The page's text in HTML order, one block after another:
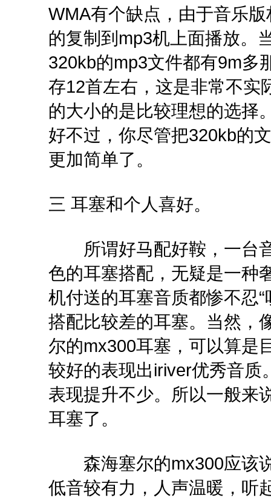
WMA有个缺点，由于音乐
的复制到mp3机上面播放。
320kb的mp3文件都有9m多
存12首左右，这是非常不实
的大小的是比较理想的选择
好不过，你尽管把320kb的
更加简单了。
三 耳塞和个人喜好。
所谓好马配好鞍，一台音
色的耳塞搭配，无疑是一种
机付送的耳塞音质都惨不忍
搭配比较差的耳塞。当然，
尔的mx300耳塞，可以算是
较好的表现出iriver优秀音质
表现提升不少。所以一般来
耳塞了。
森海塞尔的mx300应该说
低音较有力，人声温暖，听